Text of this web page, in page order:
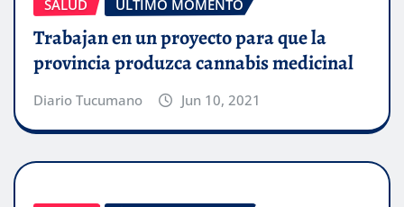
SALUD ÚLTIMO MOMENTO
Trabajan en un proyecto para que la
provincia produzca cannabis medicinal
Diario Tucumano Jun 10, 2021